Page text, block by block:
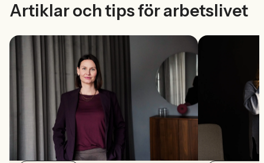
Artiklar och tips för arbetslivet